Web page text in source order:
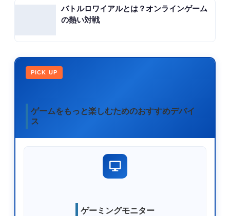
バトルロワイアルとは？オンラインゲーム
の熱い対戦
PICK UP
ゲームをもっと楽しむためのおすすめデバイ
ス
ゲーミングモニター